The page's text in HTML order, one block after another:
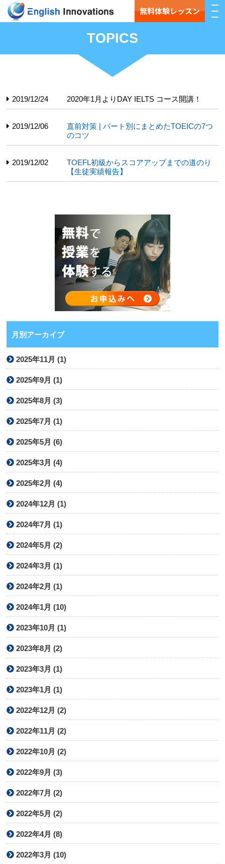
無料体験レッスン
TOPICS
2019/12/24 2020年1月よりDAY IELTS コース開講！
2019/12/06
直前対策 | パート別にまとめたTOEICの7つ
のコツ
2019/12/02
TOEFL初級からスコアアップまでの道のり
【生徒実績報告】
月別アーカイブ
2025年11月 (1)
2025年9月 (1)
2025年8月 (3)
2025年7月 (1)
2025年5月 (6)
2025年3月 (4)
2025年2月 (4)
2024年12月 (1)
2024年7月 (1)
2024年5月 (2)
2024年3月 (1)
2024年2月 (1)
2024年1月 (10)
2023年10月 (1)
2023年8月 (2)
2023年3月 (1)
2023年1月 (1)
2022年12月 (2)
2022年11月 (2)
2022年10月 (2)
2022年9月 (3)
2022年7月 (2)
2022年5月 (2)
2022年4月 (8)
2022年3月 (10)